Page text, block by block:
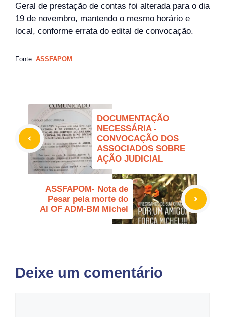
Geral de prestação de contas foi alterada para o dia
19 de novembro, mantendo o mesmo horário e
local, conforme errata do edital de convocação.
Fonte: ASSFAPOM
DOCUMENTAÇÃO
NECESSÁRIA -
CONVOCAÇÃO DOS
ASSOCIADOS SOBRE
AÇÃO JUDICIAL
ASSFAPOM- Nota de
Pesar pela morte do
Al OF ADM-BM Michel
Deixe um comentário